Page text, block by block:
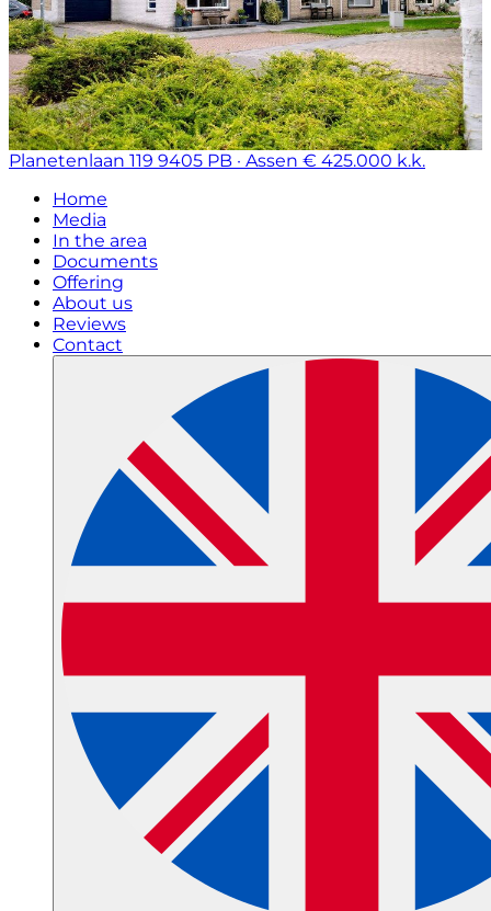
Planetenlaan 119 9405 PB · Assen € 425.000 k.k.
Home
Media
In the area
Documents
Offering
About us
Reviews
Contact